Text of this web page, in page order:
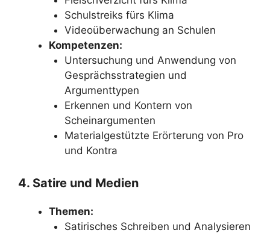
Schulstreiks fürs Klima
Videoüberwachung an Schulen
Kompetenzen:
Untersuchung und Anwendung von
Gesprächsstrategien und
Argumenttypen
Erkennen und Kontern von
Scheinargumenten
Materialgestützte Erörterung von Pro
und Kontra
4. Satire und Medien
Themen:
Satirisches Schreiben und Analysieren